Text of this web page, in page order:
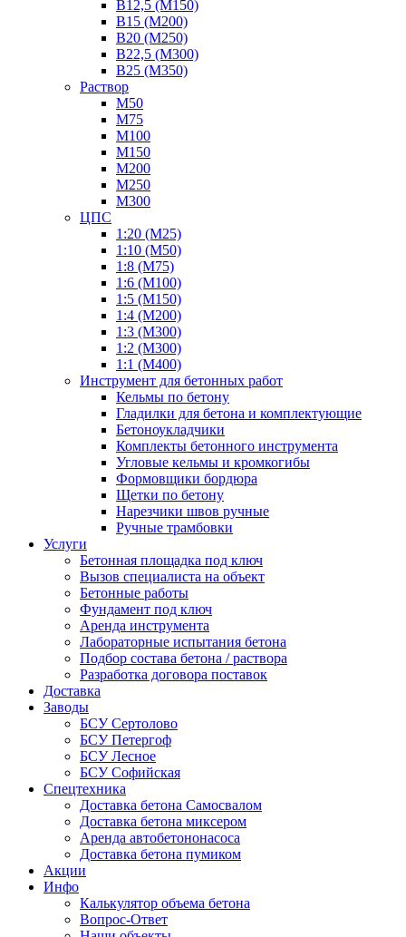
В12,5 (М150)
В15 (М200)
В20 (М250)
В22,5 (М300)
В25 (М350)
Раствор
М50
М75
М100
М150
М200
М250
М300
ЦПС
1:20 (М25)
1:10 (М50)
1:8 (М75)
1:6 (М100)
1:5 (М150)
1:4 (М200)
1:3 (М300)
1:2 (М300)
1:1 (М400)
Инструмент для бетонных работ
Кельмы по бетону
Гладилки для бетона и комплектующие
Бетоноукладчики
Комплекты бетонного инструмента
Угловые кельмы и кромкогибы
Формовщики бордюра
Щетки по бетону
Нарезчики швов ручные
Ручные трамбовки
Услуги
Бетонная площадка под ключ
Вызов специалиста на объект
Бетонные работы
Фундамент под ключ
Аренда инструмента
Лабораторные испытания бетона
Подбор состава бетона / раствора
Разработка договора поставок
Доставка
Заводы
БСУ Сертолово
БСУ Петергоф
БСУ Лесное
БСУ Софийская
Спецтехника
Доставка бетона Самосвалом
Доставка бетона миксером
Аренда авто­бетононасоса
Доставка бетона пумиком
Акции
Инфо
Калькулятор объема бетона
Вопрос-Ответ